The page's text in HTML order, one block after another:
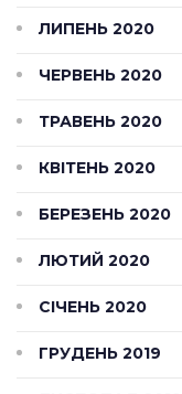
ЛИПЕНЬ 2020
ЧЕРВЕНЬ 2020
ТРАВЕНЬ 2020
КВІТЕНЬ 2020
БЕРЕЗЕНЬ 2020
ЛЮТИЙ 2020
СІЧЕНЬ 2020
ГРУДЕНЬ 2019